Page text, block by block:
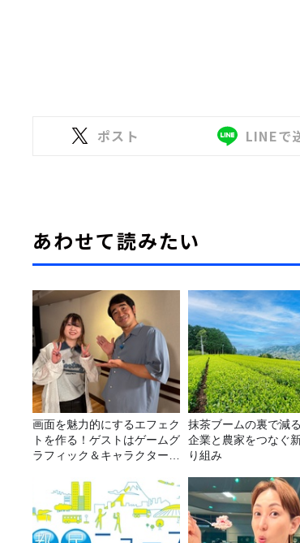
ポスト LINEで
あわせて読みたい
画面を魅力的にするエフェク
トを作る！ゲストはゲームグ
ラフィック＆キャラクター専
抹茶ブームの裏で減
企業と農家をつなぐ
り組み